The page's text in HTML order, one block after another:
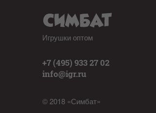
Игрушки оптом
+7 (495) 933 27 02
info@igr.ru
© 2018 «Симбат»